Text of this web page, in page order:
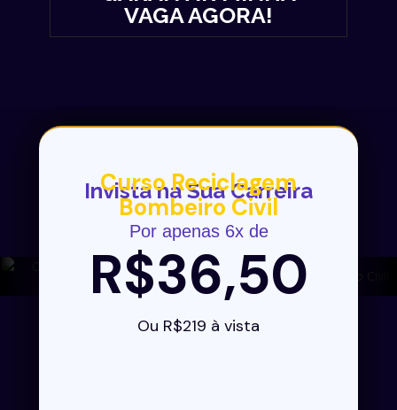
VAGA AGORA!
Invista na Sua Carreira
Curso Reciclagem
Bombeiro Civil
Por apenas 6x de
R$36,50
Ou R$219 à vista